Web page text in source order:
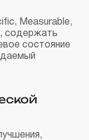
Measurable,
содержать
состояние